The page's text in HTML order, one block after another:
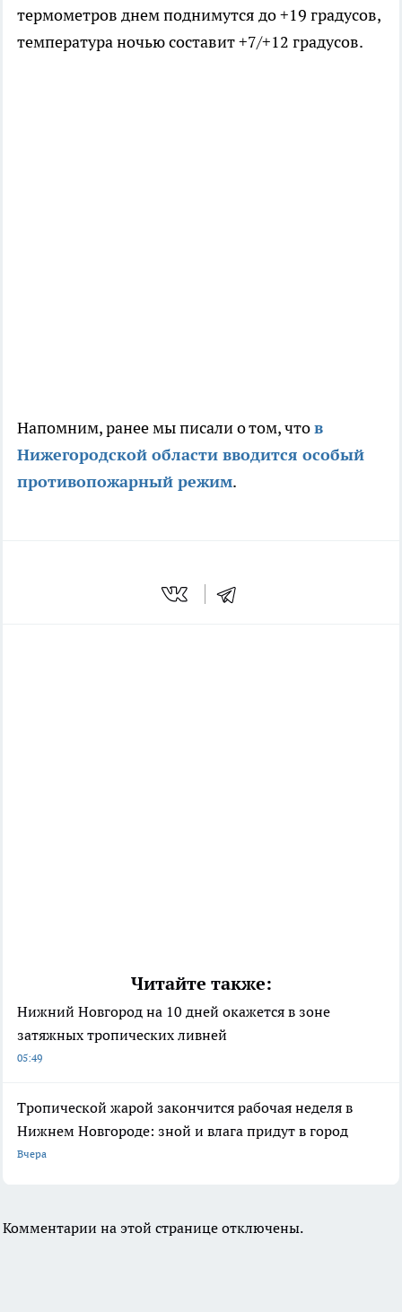
термометров днем поднимутся до +19 градусов,
температура ночью составит +7/+12 градусов.
Напомним, ранее мы писали о том, чтов
Нижегородской области вводится особый
противопожарный режим.
Читайте также:
Нижний Новгород на 10 дней окажется в зоне
затяжных тропических ливней
05:49
Тропической жарой закончится рабочая неделя в
Нижнем Новгороде: зной и влага придут в город
Вчера
Комментарии на этой странице отключены.